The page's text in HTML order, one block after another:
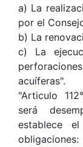
a) La
por el
b) La
c) La
acuíferas".
"Articulo
será
establece
obligaciones: